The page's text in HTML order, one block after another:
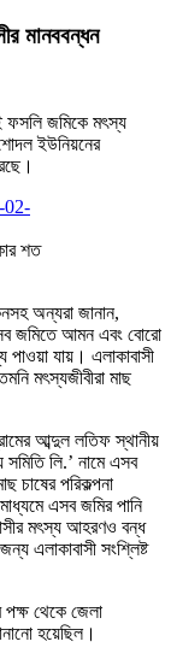
মানববন্ধন
ফসলি জমিকে মৎস্য
ইউনিয়নের
শত
অন্যরা জানান,
জমিতে আমন এবং বোরো
যায়। এলাকাবাসী
মৎস্যজীবীরা মাছ
আব্দুল লতিফ স্থানীয়
সমিতি লি.’ নামে এসব
চাষের পরিকল্পনা
এসব জমির পানি
মৎস্য আহরণও বন্ধ
এলাকাবাসী সংশ্লিষ্ট
থেকে জেলা
হয়েছিল।